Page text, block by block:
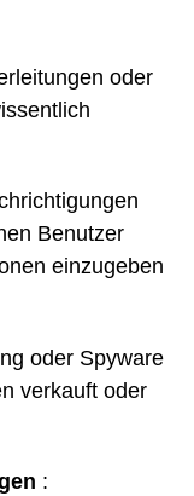
oder
Benutzer
einzugeben
oder Spyware
verkauft oder
: